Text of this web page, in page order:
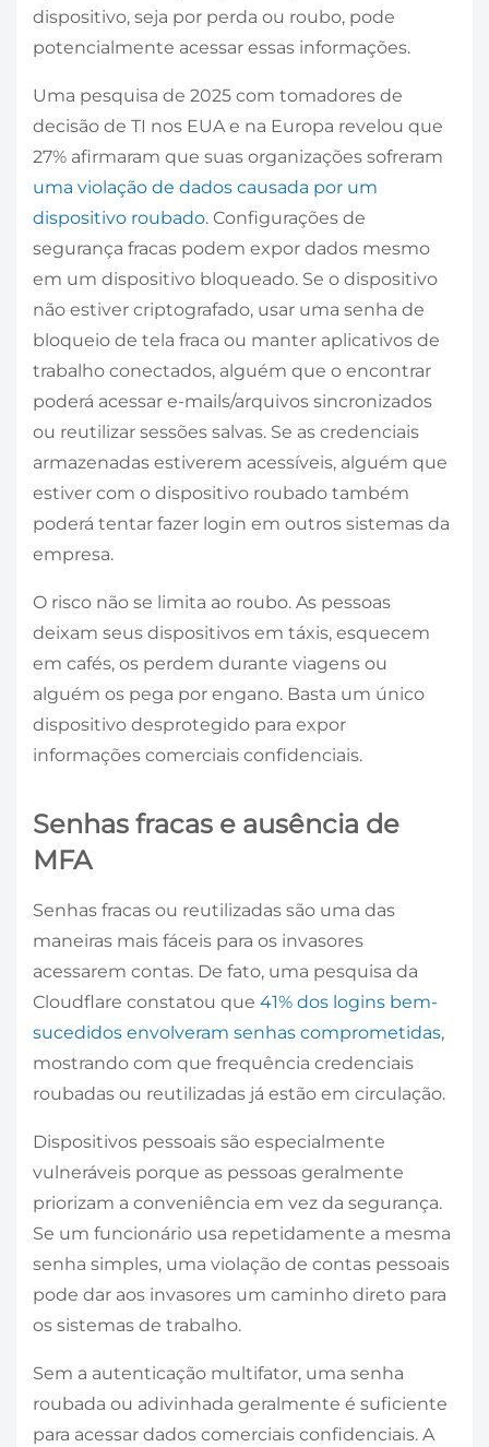
dispositivo, seja por perda ou roubo, pode
potencialmente acessar essas informações.
Uma pesquisa de 2025 com tomadores de
decisão de TI nos EUA e na Europa revelou que
27% afirmaram que suas organizações sofreram
uma violação de dados causada por um
dispositivo roubado. Configurações de
segurança fracas podem expor dados mesmo
em um dispositivo bloqueado. Se o dispositivo
não estiver criptografado, usar uma senha de
bloqueio de tela fraca ou manter aplicativos de
trabalho conectados, alguém que o encontrar
poderá acessar e-mails/arquivos sincronizados
ou reutilizar sessões salvas. Se as credenciais
armazenadas estiverem acessíveis, alguém que
estiver com o dispositivo roubado também
poderá tentar fazer login em outros sistemas da
empresa.
O risco não se limita ao roubo. As pessoas
deixam seus dispositivos em táxis, esquecem
em cafés, os perdem durante viagens ou
alguém os pega por engano. Basta um único
dispositivo desprotegido para expor
informações comerciais confidenciais.
Senhas fracas e ausência de
MFA
Senhas fracas ou reutilizadas são uma das
maneiras mais fáceis para os invasores
acessarem contas. De fato, uma pesquisa da
Cloudflare constatou que 41% dos logins bem-
sucedidos envolveram senhas comprometidas,
mostrando com que frequência credenciais
roubadas ou reutilizadas já estão em circulação.
Dispositivos pessoais são especialmente
vulneráveis ​​porque as pessoas geralmente
priorizam a conveniência em vez da segurança.
Se um funcionário usa repetidamente a mesma
senha simples, uma violação de contas pessoais
pode dar aos invasores um caminho direto para
os sistemas de trabalho.
Sem a autenticação multifator, uma senha
roubada ou adivinhada geralmente é suficiente
para acessar dados comerciais confidenciais. A